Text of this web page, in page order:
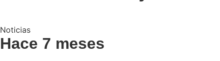
Noticias
Hace 7 meses